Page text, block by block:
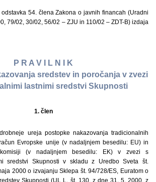
54. člena Zakona o javnih financah (Uradni
79/02, 30/02, 56/02 – ZJU in 110/02 – ZDT-B) izdaja
P R A V I L N I K
sredstev in poročanja v zvezi
lastnimi sredstvi Skupnosti
1. člen
ureja postopke nakazovanja tradicionalnih
Evropske unije (v nadaljnjem besedilu: EU) in
komisiji (v nadaljnjem besedilu: EK) v zvezi s
sredstvi Skupnosti v skladu z Uredbo Sveta št.
2000 o izvajanju Sklepa št. 94/728/ES, Euratom o
Skupnosti (UL L, št. 130, z dne 31. 5. 2000, z